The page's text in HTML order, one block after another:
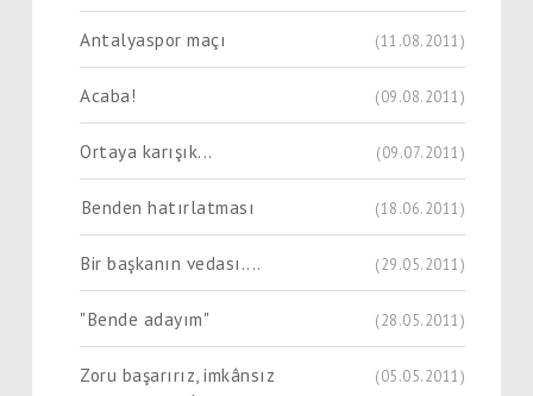
Antalyaspor maçı (11.08.2011)
Acaba! (09.08.2011)
Ortaya karışık... (09.07.2011)
Benden hatırlatması (18.06.2011)
Bir başkanın vedası.... (29.05.2011)
"Bende adayım" (28.05.2011)
Zoru başarırız, imkânsız
(05.05.2011)